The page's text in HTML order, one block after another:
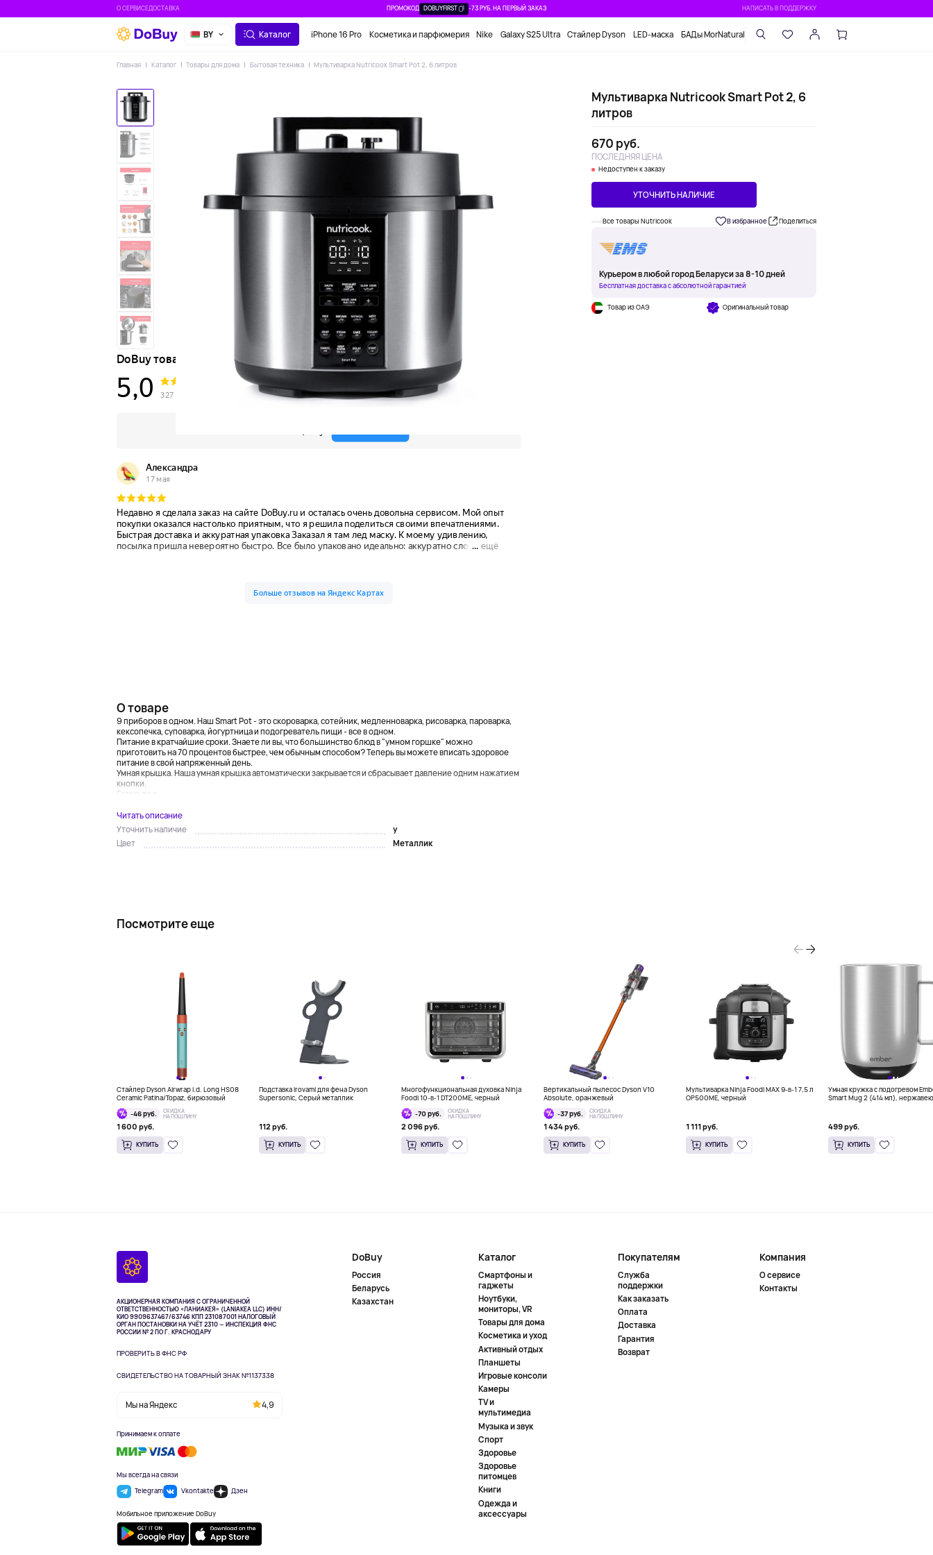
О СЕРВИСЕДОСТАВКА ПРОМОКОД DOBUYFIRST -73 РУБ. НА ПЕРВЫЙ ЗАКАЗ НАПИСАТЬ В ПОДДЕРЖКУ
BY Каталог iPhone 16 Pro Косметика и парфюмерия Nike Galaxy S25 Ultra Стайлер Dyson LED-маска БАДы MorNatural
Главная Каталог Товары для дома Бытовая техника Мультиварка Nutricook Smart Pot 2, 6 литров
Мультиварка Nutricook Smart Pot 2, 6
литров
670 руб.
ПОСЛЕДНЯЯ ЦЕНА
Недоступен к заказу
УТОЧНИТЬ НАЛИЧИЕ
Все товары Nutricook В избранное Поделиться
Курьером в любой город Беларуси за 8-10 дней
Бесплатная доставка с абсолютной гарантией
Товар из ОАЭ Оригинальный товар
О товаре
9 приборов в одном. Наш Smart Pot - это скороварка, сотейник, медленноварка, рисоварка, пароварка,
кексопечка, суповарка, йогуртница и подогреватель пищи - все в одном.
Питание в кратчайшие сроки. Знаете ли вы, что большинство блюд в "умном горшке" можно
приготовить на 70 процентов быстрее, чем обычным способом? Теперь вы можете вписать здоровое
питание в свой напряженный день.
Умная крышка. Наша умная крышка автоматически закрывается и сбрасывает давление одним нажатием
кнопки.
Готовьте в...
Читать описание
Уточнить наличие
y
Цвет
Металлик
Посмотрите еще
Стайлер Dyson Airwrap i.d. Long HS08
Ceramic Patina/Topaz, бирюзовый
-46 руб.
СКИДКА
НА ПОШЛИНУ
1 600 руб.
КУПИТЬ
Подставка Irovami для фена Dyson
Supersonic, Серый металлик
112 руб.
КУПИТЬ
Многофункциональная духовка Ninja
Foodi 10-в-1 DT200ME, черный
-70 руб.
СКИДКА
НА ПОШЛИНУ
2 096 руб.
КУПИТЬ
Вертикальный пылесос Dyson V10
Absolute, оранжевый
-37 руб.
СКИДКА
НА ПОШЛИНУ
1 434 руб.
КУПИТЬ
Мультиварка Ninja Foodi MAX 9-в-1 7,5 л
OP500ME, черный
1 111 руб.
КУПИТЬ
Умная кружка с подогревом
Smart Mug 2 (414 мл),
499 руб.
КУПИТЬ
АКЦИОНЕРНАЯ КОМПАНИЯ С ОГРАНИЧЕННОЙ
ОТВЕТСТВЕННОСТЬЮ «ЛАНИАКЕЯ» (LANIAKEA LLC) ИНН/
КИО 9909637467/63746 КПП 231087001НАЛОГОВЫЙ
ОРГАН ПОСТАНОВКИ НА УЧЁТ 2310 — ИНСПЕКЦИЯ ФНС
РОССИИ № 2 ПО Г. КРАСНОДАРУ
ПРОВЕРИТЬ В ФНС РФ
СВИДЕТЕЛЬСТВО НА ТОВАРНЫЙ ЗНАК №1137338
Мы на Яндекс 4,9
Принимаем к оплате
Мы всегда на связи
Telegram
Vkontakte Дзен
Мобильное приложение DoBuy
DoBuy
Россия
Беларусь
Казахстан
Каталог
Смартфоны и
гаджеты
Ноутбуки,
мониторы, VR
Товары для дома
Косметика и уход
Активный отдых
Планшеты
Игровые консоли
Камеры
TV и
мультимедиа
Музыка и звук
Спорт
Здоровье
Здоровье
питомцев
Книги
Одежда и
аксессуары
Покупателям
Служба
поддержки
Как заказать
Оплата
Доставка
Гарантия
Возврат
Компания
О сервисе
Контакты